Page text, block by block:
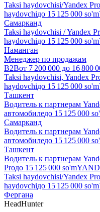
Taksi haydovchisi/Yandex
haydovchiдо 15 125 000 so'm
Самарканд
Taksi haydovchisi / Yandex
haydovchiдо 15 125 000 so'm
Наманган
Менеджер по продажам
B2Bот 7 200 000 до 16 800
Taksi haydovchisi, Yandex
haydovchiдо 15 125 000 so'm
Ташкент
Водитель к партнерам
автомобиледо 15 125 000
Самарканд
Водитель к партнерам
автомобиледо 15 125 000
Ташкент
Водитель к партнерам
Proдо 15 125 000 so'm
Taksi haydovchisi/Yandex
haydovchiдо 15 125 000 so'm
Фергана
HeadHunter